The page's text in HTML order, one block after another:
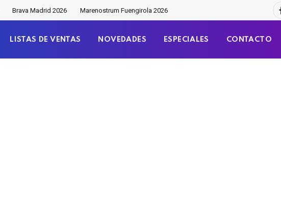
Brava Madrid 2026 Marenostrum Fuengirola 2026
LISTAS DE VENTAS NOVEDADES ESPECIALES CONTACTO